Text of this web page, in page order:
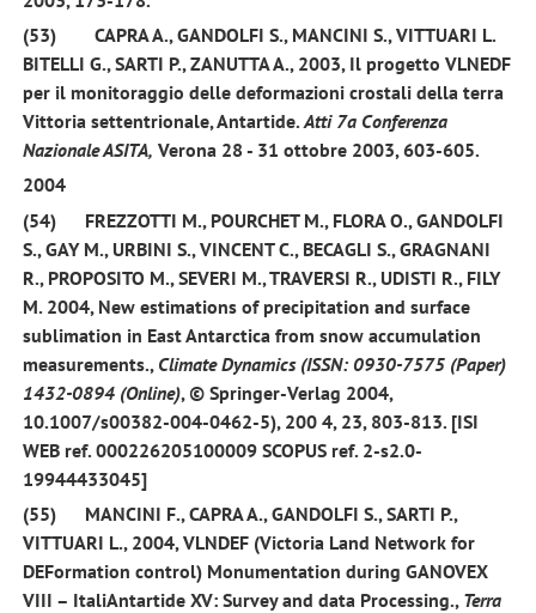
(53)
CAPRA A., GANDOLFI S., MANCINI S., VITTUARI L.
BITELLI G., SARTI P., ZANUTTA A., 2003, Il progetto VLNEDF
per il monitoraggio delle deformazioni crostali della terra
Vittoria settentrionale, Antartide. Atti 7a Conferenza
Nazionale ASITA, Verona 28 - 31 ottobre 2003, 603-605.
2004
(54)
FREZZOTTI M., POURCHET M., FLORA O., GANDOLFI
S.,GAY M., URBINI S., VINCENT C., BECAGLI S., GRAGNANI
R., PROPOSITO M., SEVERI M., TRAVERSI R., UDISTI R., FILY
M. 2004, New estimations of precipitation and surface
sublimation in East Antarctica from snow accumulation
measurements., Climate Dynamics (ISSN: 0930-7575 (Paper)
1432-0894 (Online), © Springer-Verlag 2004,
10.1007/s00382-004-0462-5), 200 4, 23, 803-813. [ISI
WEB ref. 000226205100009 SCOPUS ref. 2-s2.0-
19944433045]
(55)
MANCINI F., CAPRA A., GANDOLFI S.,SARTI P.,
VITTUARI L., 2004,VLNDEF (Victoria Land Network for
DEFormation control) Monumentation during GANOVEX
VIII – ItaliAntartide XV: Survey and data Processing., Terra